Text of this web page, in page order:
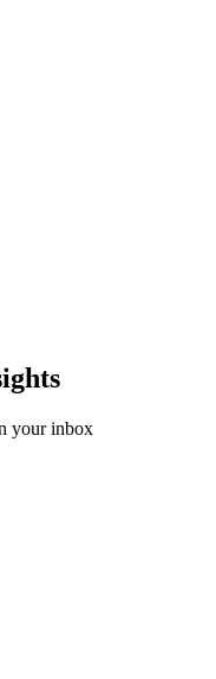
your inbox